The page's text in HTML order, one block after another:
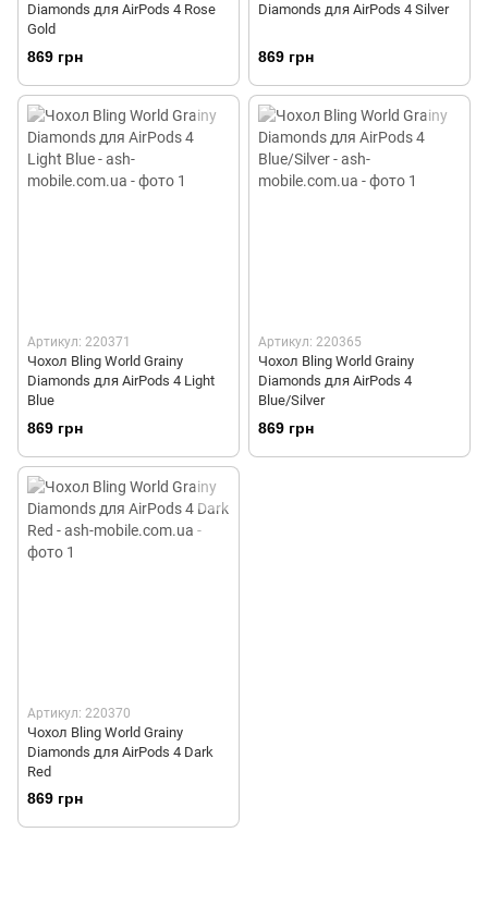
Diamonds для AirPods 4 Rose
Gold
869 грн
Diamonds для AirPods 4 Silver
869 грн
Артикул: 220371
Чохол Bling World Grainy
Diamonds для AirPods 4 Light
Blue
869 грн
Артикул: 220365
Чохол Bling World Grainy
Diamonds для AirPods 4
Blue/Silver
869 грн
Артикул: 220370
Чохол Bling World Grainy
Diamonds для AirPods 4 Dark
Red
869 грн